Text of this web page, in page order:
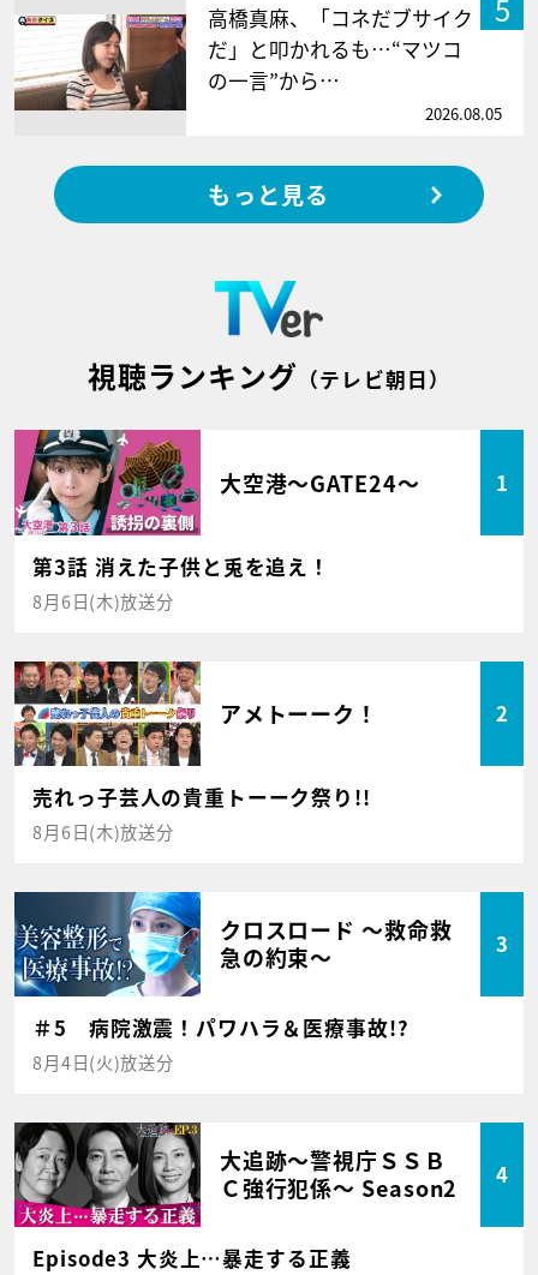
5
高橋真麻、「コネだブサイク
だ」と叩かれるも…“マツコ
の一言”から…
2026.08.05
もっと見る
視聴ランキング （テレビ朝日）
大空港～GATE24～ 1
第3話 消えた子供と兎を追え！
8月6日(木)放送分
アメトーーク！ 2
売れっ子芸人の貴重トーーク祭り!!
8月6日(木)放送分
クロスロード ～救命救
急の約束～
3
＃5 病院激震！パワハラ＆医療事故!?
8月4日(火)放送分
大追跡～警視庁ＳＳＢ
Ｃ強行犯係～ Season2
4
Episode3 大炎上…暴走する正義